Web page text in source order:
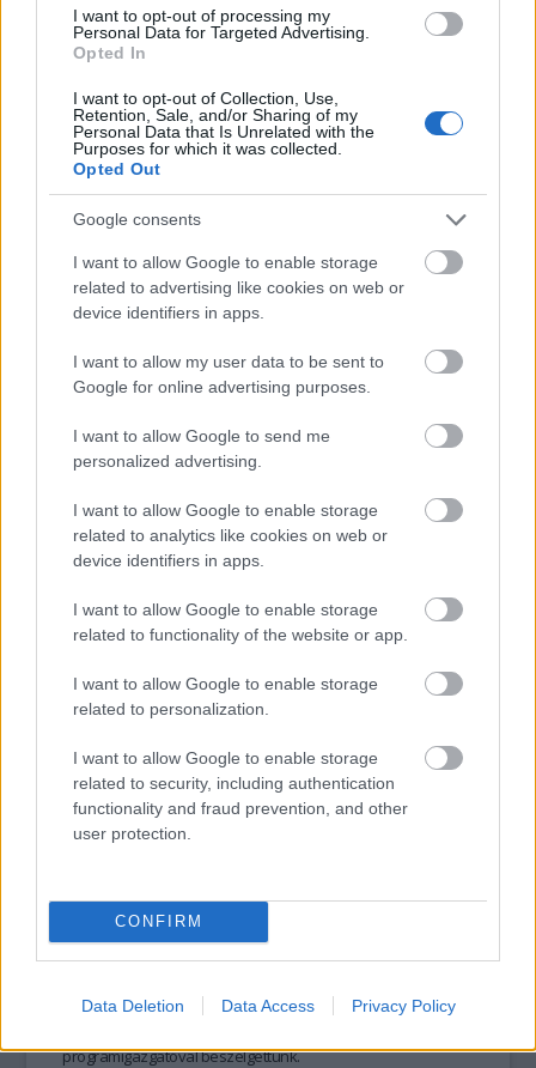
I want to opt-out of processing my
Personal Data for Targeted Advertising.
Opted In
I want to opt-out of Collection, Use,
Retention, Sale, and/or Sharing of my
Personal Data that Is Unrelated with the
Purposes for which it was collected.
Opted Out
Google consents
I want to allow Google to enable storage
related to advertising like cookies on web or
device identifiers in apps.
I want to allow my user data to be sent to
Google for online advertising purposes.
I want to allow Google to send me
personalized advertising.
I want to allow Google to enable storage
related to analytics like cookies on web or
device identifiers in apps.
I want to allow Google to enable storage
related to functionality of the website or app.
I want to allow Google to enable storage
related to personalization.
I want to allow Google to enable storage
related to security, including authentication
functionality and fraud prevention, and other
user protection.
CONFIRM
Data Deletion Data Access Privacy Policy
gyermekprogramok, valamint koncertek várják az
érdeklődőket.
tovább
Egyre szebb lesz a Balaton
2022. 03. 05.|Kultúrpart
Idén július 14-én kerül megrendezésre a Kékszalag, a
legnépszerűbb magyar vitorlásverseny háziasszonya pedig
a Gelencsér Tímea szépségkirálynő lesz.
tovább
Síelés, ingyen!
próbálhatják ki magukat az általános- és középiskolás
programigazgatóval beszélgettünk.